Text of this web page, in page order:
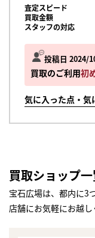
投稿日 2024/
買取のご利用初
気に入った点・気
査定スピード
買取金額
スタッフの対応
買取ショップ
宝石広場は、都内に3
店舗にお気軽にお越し